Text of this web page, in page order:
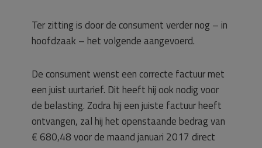
Ter zitting is door de consument verder nog – in
hoofdzaak – het volgende aangevoerd.
De consument wenst een correcte factuur met
een juist uurtarief. Dit heeft hij ook nodig voor
de belasting. Zodra hij een juiste factuur heeft
ontvangen, zal hij het openstaande bedrag van
€ 680,48 voor de maand januari 2017 direct